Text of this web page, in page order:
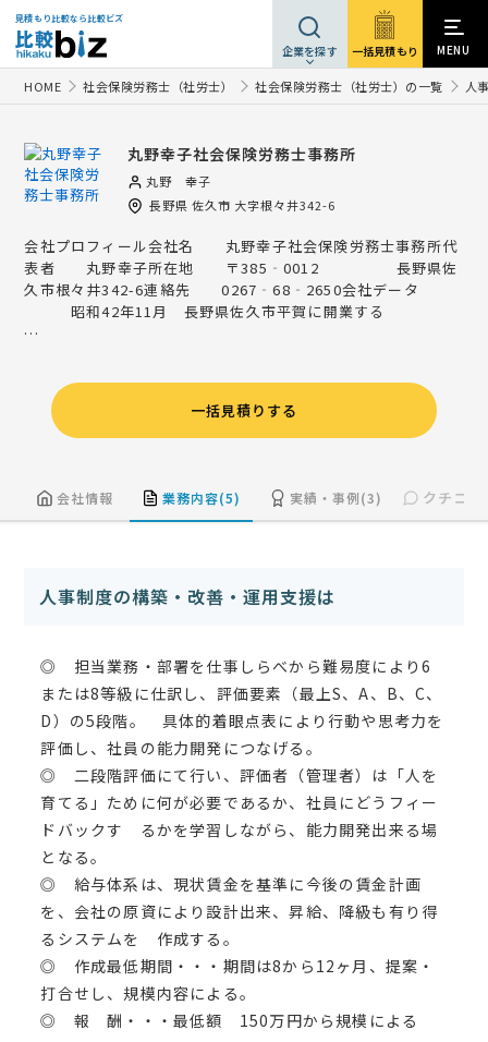
見積もり比較なら比較ビズ
企業を探す 一括見積もり MENU
HOME 社会保険労務士（社労士） 社会保険労務士（社労士）の一覧 人
丸野幸子社会保険労務士事務所
丸野 幸子
長野県 佐久市 大字根々井342-6
会社プロフィール会社名 丸野幸子社会保険労務士事務所代
表者 丸野幸子所在地 〒385‐0012 長野県佐
久市根々井342-6連絡先 0267‐68‐2650会社データ
昭和42年11月 長野県佐久市平賀に開業する
…
一括見積りする
会社情報 業務内容(5) 実績・事例(3) クチコ
人事制度の構築・改善・運用支援は
◎ 担当業務・部署を仕事しらべから難易度により6
または8等級に仕訳し、評価要素（最上S、A、B、C、
D）の5段階。 具体的着眼点表により行動や思考力を
評価し、社員の能力開発につなげる。
◎ 二段階評価にて行い、評価者（管理者）は「人を
育てる」ために何が必要であるか、社員にどうフィー
ドバックす るかを学習しながら、能力開発出来る場
となる。
◎ 給与体系は、現状賃金を基準に今後の賃金計画
を、会社の原資により設計出来、昇給、降級も有り得
るシステムを 作成する。
◎ 作成最低期間・・・期間は8から12ヶ月、提案・
打合せし、規模内容による。
◎ 報 酬・・・最低額 150万円から規模による